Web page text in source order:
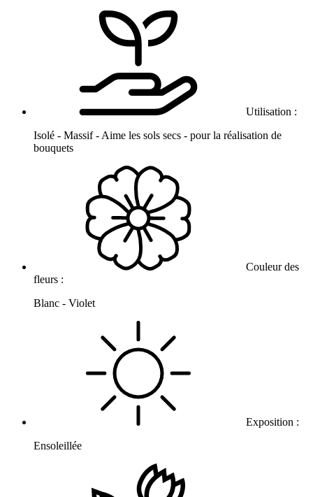
Utilisation :
Isolé - Massif - Aime les sols secs - pour la réalisation de
bouquets
Couleur des
fleurs :
Blanc - Violet
Exposition :
Ensoleillée